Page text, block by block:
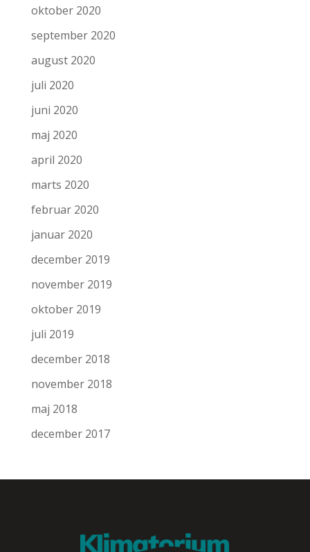
oktober 2020
september 2020
august 2020
juli 2020
juni 2020
maj 2020
april 2020
marts 2020
februar 2020
januar 2020
december 2019
november 2019
oktober 2019
juli 2019
december 2018
november 2018
maj 2018
december 2017